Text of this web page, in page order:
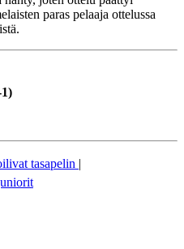
paras pelaaja ottelussa
tasapelin |